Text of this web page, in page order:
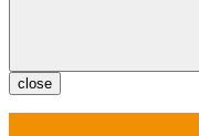
close